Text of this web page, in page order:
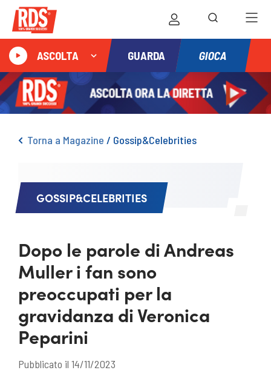
ASCOLTA GUARDA GIOCA
Torna a Magazine / Gossip&Celebrities
GOSSIP&CELEBRITIES
Dopo le parole di Andreas
Muller i fan sono
preoccupati per la
gravidanza di Veronica
Peparini
Pubblicato il 14/11/2023